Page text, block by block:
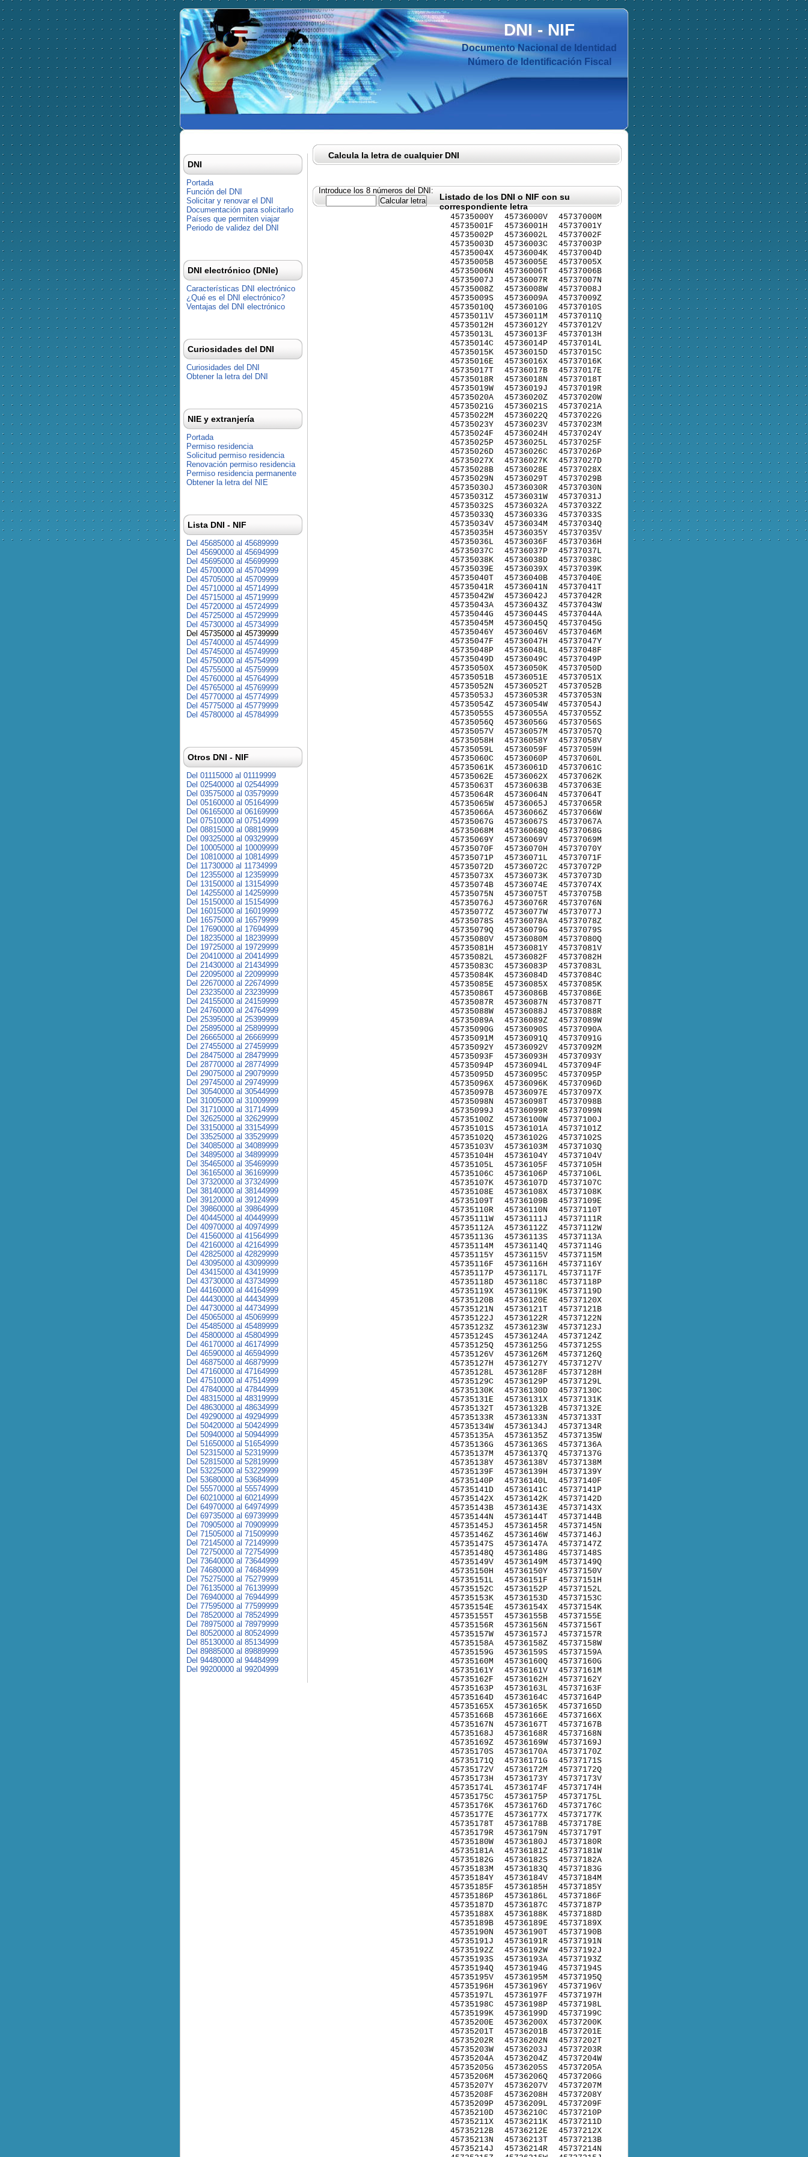
DNI-NIF
Documento Nacional de Identidad
Número de Identificación Fiscal
Calcula la letra de cualquier DNI
Introduce los 8 números del DNI:
Listado de los DNI o NIF con su
correspondiente letra
45735000Y
45735001F
45735002P
45735003D
45735004X
45735005B
45735006N
45735007J
45735008Z
45735009S
45735010Q
45735011V
45735012H
45735013L
45735014C
45735015K
45735016E
45735017T
45735018R
45735019W
45735020A
45735021G
45735022M
45735023Y
45735024F
45735025P
45735026D
45735027X
45735028B
45735029N
45735030J
45735031Z
45735032S
45735033Q
45735034V
45735035H
45735036L
45735037C
45735038K
45735039E
45735040T
45735041R
45735042W
45735043A
45735044G
45735045M
45735046Y
45735047F
45735048P
45735049D
45735050X
45735051B
45735052N
45735053J
45735054Z
45735055S
45735056Q
45735057V
45735058H
45735059L
45735060C
45735061K
45735062E
45735063T
45735064R
45735065W
45735066A
45735067G
45735068M
45735069Y
45735070F
45735071P
45735072D
45735073X
45735074B
45735075N
45735076J
45735077Z
45735078S
45735079Q
45735080V
45735081H
45735082L
45735083C
45735084K
45735085E
45735086T
45735087R
45735088W
45735089A
45735090G
45735091M
45735092Y
45735093F
45735094P
45735095D
45735096X
45735097B
45735098N
45735099J
45735100Z
45735101S
45735102Q
45735103V
45735104H
45735105L
45735106C
45735107K
45735108E
45735109T
45735110R
45735111W
45735112A
45735113G
45735114M
45735115Y
45735116F
45735117P
45735118D
45735119X
45735120B
45735121N
45735122J
45735123Z
45735124S
45735125Q
45735126V
45735127H
45735128L
45735129C
45735130K
45735131E
45735132T
45735133R
45735134W
45735135A
45735136G
45735137M
45735138Y
45735139F
45735140P
45735141D
45735142X
45735143B
45735144N
45735145J
45735146Z
45735147S
45735148Q
45735149V
45735150H
45735151L
45735152C
45735153K
45735154E
45735155T
45735156R
45735157W
45735158A
45735159G
45735160M
45735161Y
45735162F
45735163P
45735164D
45735165X
45735166B
45735167N
45735168J
45735169Z
45735170S
45735171Q
45735172V
45735173H
45735174L
45735175C
45735176K
45735177E
45735178T
45735179R
45735180W
45735181A
45735182G
45735183M
45735184Y
45735185F
45735186P
45735187D
45735188X
45735189B
45735190N
45735191J
45735192Z
45735193S
45735194Q
45735195V
45735196H
45735197L
45735198C
45735199K
45735200E
45735201T
45735202R
45735203W
45735204A
45735205G
45735206M
45735207Y
45735208F
45735209P
45735210D
45735211X
45735212B
45735213N
45735214J
45736000V
45736001H
45736002L
45736003C
45736004K
45736005E
45736006T
45736007R
45736008W
45736009A
45736010G
45736011M
45736012Y
45736013F
45736014P
45736015D
45736016X
45736017B
45736018N
45736019J
45736020Z
45736021S
45736022Q
45736023V
45736024H
45736025L
45736026C
45736027K
45736028E
45736029T
45736030R
45736031W
45736032A
45736033G
45736034M
45736035Y
45736036F
45736037P
45736038D
45736039X
45736040B
45736041N
45736042J
45736043Z
45736044S
45736045Q
45736046V
45736047H
45736048L
45736049C
45736050K
45736051E
45736052T
45736053R
45736054W
45736055A
45736056G
45736057M
45736058Y
45736059F
45736060P
45736061D
45736062X
45736063B
45736064N
45736065J
45736066Z
45736067S
45736068Q
45736069V
45736070H
45736071L
45736072C
45736073K
45736074E
45736075T
45736076R
45736077W
45736078A
45736079G
45736080M
45736081Y
45736082F
45736083P
45736084D
45736085X
45736086B
45736087N
45736088J
45736089Z
45736090S
45736091Q
45736092V
45736093H
45736094L
45736095C
45736096K
45736097E
45736098T
45736099R
45736100W
45736101A
45736102G
45736103M
45736104Y
45736105F
45736106P
45736107D
45736108X
45736109B
45736110N
45736111J
45736112Z
45736113S
45736114Q
45736115V
45736116H
45736117L
45736118C
45736119K
45736120E
45736121T
45736122R
45736123W
45736124A
45736125G
45736126M
45736127Y
45736128F
45736129P
45736130D
45736131X
45736132B
45736133N
45736134J
45736135Z
45736136S
45736137Q
45736138V
45736139H
45736140L
45736141C
45736142K
45736143E
45736144T
45736145R
45736146W
45736147A
45736148G
45736149M
45736150Y
45736151F
45736152P
45736153D
45736154X
45736155B
45736156N
45736157J
45736158Z
45736159S
45736160Q
45736161V
45736162H
45736163L
45736164C
45736165K
45736166E
45736167T
45736168R
45736169W
45736170A
45736171G
45736172M
45736173Y
45736174F
45736175P
45736176D
45736177X
45736178B
45736179N
45736180J
45736181Z
45736182S
45736183Q
45736184V
45736185H
45736186L
45736187C
45736188K
45736189E
45736190T
45736191R
45736192W
45736193A
45736194G
45736195M
45736196Y
45736197F
45736198P
45736199D
45736200X
45736201B
45736202N
45736203J
45736204Z
45736205S
45736206Q
45736207V
45736208H
45736209L
45736210C
45736211K
45736212E
45736213T
45736214R
45737000M
45737001Y
45737002F
45737003P
45737004D
45737005X
45737006B
45737007N
45737008J
45737009Z
45737010S
45737011Q
45737012V
45737013H
45737014L
45737015C
45737016K
45737017E
45737018T
45737019R
45737020W
45737021A
45737022G
45737023M
45737024Y
45737025F
45737026P
45737027D
45737028X
45737029B
45737030N
45737031J
45737032Z
45737033S
45737034Q
45737035V
45737036H
45737037L
45737038C
45737039K
45737040E
45737041T
45737042R
45737043W
45737044A
45737045G
45737046M
45737047Y
45737048F
45737049P
45737050D
45737051X
45737052B
45737053N
45737054J
45737055Z
45737056S
45737057Q
45737058V
45737059H
45737060L
45737061C
45737062K
45737063E
45737064T
45737065R
45737066W
45737067A
45737068G
45737069M
45737070Y
45737071F
45737072P
45737073D
45737074X
45737075B
45737076N
45737077J
45737078Z
45737079S
45737080Q
45737081V
45737082H
45737083L
45737084C
45737085K
45737086E
45737087T
45737088R
45737089W
45737090A
45737091G
45737092M
45737093Y
45737094F
45737095P
45737096D
45737097X
45737098B
45737099N
45737100J
45737101Z
45737102S
45737103Q
45737104V
45737105H
45737106L
45737107C
45737108K
45737109E
45737110T
45737111R
45737112W
45737113A
45737114G
45737115M
45737116Y
45737117F
45737118P
45737119D
45737120X
45737121B
45737122N
45737123J
45737124Z
45737125S
45737126Q
45737127V
45737128H
45737129L
45737130C
45737131K
45737132E
45737133T
45737134R
45737135W
45737136A
45737137G
45737138M
45737139Y
45737140F
45737141P
45737142D
45737143X
45737144B
45737145N
45737146J
45737147Z
45737148S
45737149Q
45737150V
45737151H
45737152L
45737153C
45737154K
45737155E
45737156T
45737157R
45737158W
45737159A
45737160G
45737161M
45737162Y
45737163F
45737164P
45737165D
45737166X
45737167B
45737168N
45737169J
45737170Z
45737171S
45737172Q
45737173V
45737174H
45737175L
45737176C
45737177K
45737178E
45737179T
45737180R
45737181W
45737182A
45737183G
45737184M
45737185Y
45737186F
45737187P
45737188D
45737189X
45737190B
45737191N
45737192J
45737193Z
45737194S
45737195Q
45737196V
45737197H
45737198L
45737199C
45737200K
45737201E
45737202T
45737203R
45737204W
45737205A
45737206G
45737207M
45737208Y
45737209F
45737210P
45737211D
45737212X
45737213B
45737214N
DNI
Portada
Función del DNI
Solicitar y renovar el DNI
Documentación para solicitarlo
Países que permiten viajar
Periodo de validez del DNI
DNI electrónico (DNIe)
Características DNI electrónico
¿Qué es el DNI electrónico?
Ventajas del DNI electrónico
Curiosidades del DNI
Curiosidades del DNI
Obtener la letra del DNI
NIE y extranjería
Portada
Permiso residencia
Solicitud permiso residencia
Renovación permiso residencia
Permiso residencia permanente
Obtener la letra del NIE
Lista DNI - NIF
Del 45685000 al 45689999
Del 45690000 al 45694999
Del 45695000 al 45699999
Del 45700000 al 45704999
Del 45705000 al 45709999
Del 45710000 al 45714999
Del 45715000 al 45719999
Del 45720000 al 45724999
Del 45725000 al 45729999
Del 45730000 al 45734999
Del 45735000 al 45739999
Del 45740000 al 45744999
Del 45745000 al 45749999
Del 45750000 al 45754999
Del 45755000 al 45759999
Del 45760000 al 45764999
Del 45765000 al 45769999
Del 45770000 al 45774999
Del 45775000 al 45779999
Del 45780000 al 45784999
Otros DNI - NIF
Del 01115000 al 01119999
Del 02540000 al 02544999
Del 03575000 al 03579999
Del 05160000 al 05164999
Del 06165000 al 06169999
Del 07510000 al 07514999
Del 08815000 al 08819999
Del 09325000 al 09329999
Del 10005000 al 10009999
Del 10810000 al 10814999
Del 11730000 al 11734999
Del 12355000 al 12359999
Del 13150000 al 13154999
Del 14255000 al 14259999
Del 15150000 al 15154999
Del 16015000 al 16019999
Del 16575000 al 16579999
Del 17690000 al 17694999
Del 18235000 al 18239999
Del 19725000 al 19729999
Del 20410000 al 20414999
Del 21430000 al 21434999
Del 22095000 al 22099999
Del 22670000 al 22674999
Del 23235000 al 23239999
Del 24155000 al 24159999
Del 24760000 al 24764999
Del 25395000 al 25399999
Del 25895000 al 25899999
Del 26665000 al 26669999
Del 27455000 al 27459999
Del 28475000 al 28479999
Del 28770000 al 28774999
Del 29075000 al 29079999
Del 29745000 al 29749999
Del 30540000 al 30544999
Del 31005000 al 31009999
Del 31710000 al 31714999
Del 32625000 al 32629999
Del 33150000 al 33154999
Del 33525000 al 33529999
Del 34085000 al 34089999
Del 34895000 al 34899999
Del 35465000 al 35469999
Del 36165000 al 36169999
Del 37320000 al 37324999
Del 38140000 al 38144999
Del 39120000 al 39124999
Del 39860000 al 39864999
Del 40445000 al 40449999
Del 40970000 al 40974999
Del 41560000 al 41564999
Del 42160000 al 42164999
Del 42825000 al 42829999
Del 43095000 al 43099999
Del 43415000 al 43419999
Del 43730000 al 43734999
Del 44160000 al 44164999
Del 44430000 al 44434999
Del 44730000 al 44734999
Del 45065000 al 45069999
Del 45485000 al 45489999
Del 45800000 al 45804999
Del 46170000 al 46174999
Del 46590000 al 46594999
Del 46875000 al 46879999
Del 47160000 al 47164999
Del 47510000 al 47514999
Del 47840000 al 47844999
Del 48315000 al 48319999
Del 48630000 al 48634999
Del 49290000 al 49294999
Del 50420000 al 50424999
Del 50940000 al 50944999
Del 51650000 al 51654999
Del 52315000 al 52319999
Del 52815000 al 52819999
Del 53225000 al 53229999
Del 53680000 al 53684999
Del 55570000 al 55574999
Del 60210000 al 60214999
Del 64970000 al 64974999
Del 69735000 al 69739999
Del 70905000 al 70909999
Del 71505000 al 71509999
Del 72145000 al 72149999
Del 72750000 al 72754999
Del 73640000 al 73644999
Del 74680000 al 74684999
Del 75275000 al 75279999
Del 76135000 al 76139999
Del 76940000 al 76944999
Del 77595000 al 77599999
Del 78520000 al 78524999
Del 78975000 al 78979999
Del 80520000 al 80524999
Del 85130000 al 85134999
Del 89885000 al 89889999
Del 94480000 al 94484999
Del 99200000 al 99204999